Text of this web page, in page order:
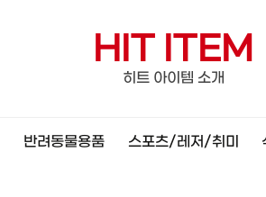
HIT ITEM
히트 아이템 소개
반려동물용품 스포츠/레저/취미